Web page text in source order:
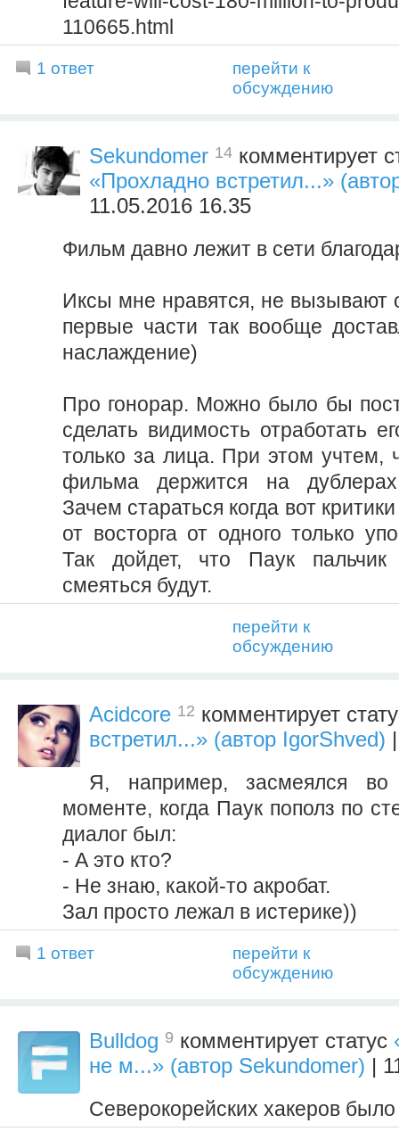
110665.html
1 ответ
перейти к
обсуждению
Sekundomer 14 комментирует
«Прохладно встретил...»
11.05.2016 16.35
Фильм давно лежит в сети
Иксы мне нравятся, не вызывают
первые части так вообще
наслаждение)
Про гонорар. Можно было бы
сделать видимость отработать
только за лица. При этом учтем,
фильма держится на
Зачем стараться когда вот
от восторга от одного только
Так дойдет, что Паук
смеяться будут.
перейти к
обсуждению
Acidcore 12 комментирует
встретил...» (автор IgorShved)
Я, например, засмеялся
моменте, когда Паук пополз по
диалог был:
- А это кто?
- Не знаю, какой-то акробат.
Зал просто лежал в истерике))
1 ответ
перейти к
обсуждению
Bulldog 9 комментирует статус
не м...» (автор Sekundomer) |
Северокорейских хакеров